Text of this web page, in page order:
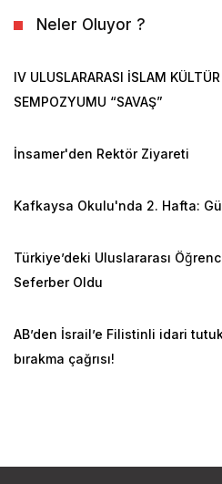
Neler Oluyor ?
IV ULUSLARARASI İSLAM
SEMPOZYUMU “SAVAŞ”
İnsamer'den Rektör Ziyareti
Kafkaysa Okulu'nda 2. Hafta:
Türkiye’deki Uluslararası
Seferber Oldu
AB’den İsrail’e Filistinli idari
bırakma çağrısı!